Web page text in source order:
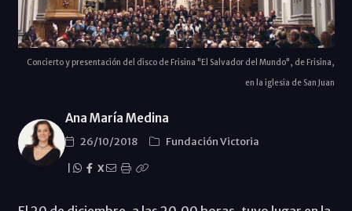
Concierto y presentación del disco de Frisina "El Salvador del Mundo", de Frisina,
en la iglesia de San Juan
Ana María Medina
26/10/2018
Fundación Victoria
X